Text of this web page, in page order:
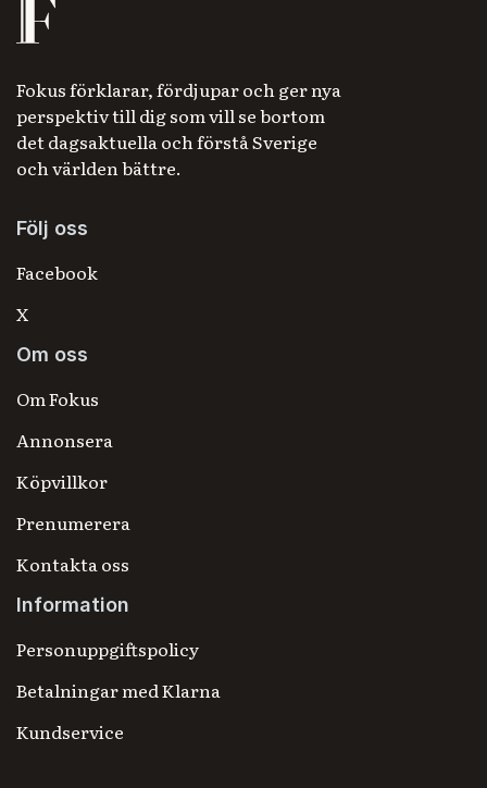
Fokus förklarar, fördjupar och ger nya
perspektiv till dig som vill se bortom
det dagsaktuella och förstå Sverige
och världen bättre.
Följ oss
Facebook
X
Om oss
Om Fokus
Annonsera
Köpvillkor
Prenumerera
Kontakta oss
Information
Personuppgiftspolicy
Betalningar med Klarna
Kundservice